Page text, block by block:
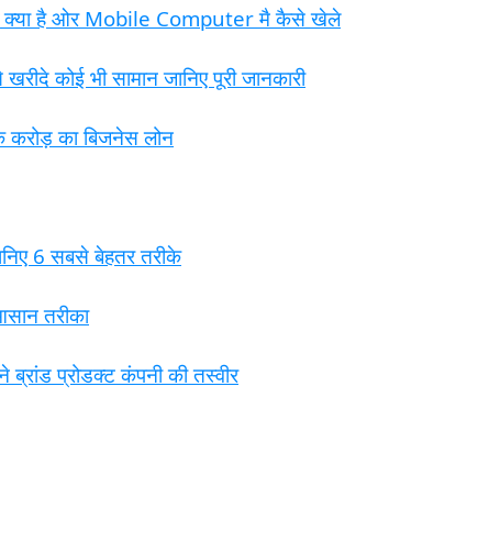
क्या है ओर Mobile Computer मै कैसे खेले
कोई भी सामान जानिए पूरी जानकारी
करोड़ का बिजनेस लोन
6 सबसे बेहतर तरीके
तरीका
प्रोडक्ट कंपनी की तस्वीर